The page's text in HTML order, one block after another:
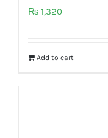
₨ 1,320
Add to cart